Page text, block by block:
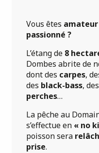
Vous êtes amateur
passionné ?
L’étang de 8
Dombes abrite de
dont des carpes,
des black-bass, des
perches…
La pêche au
s’effectue en « no
poisson sera
prise.